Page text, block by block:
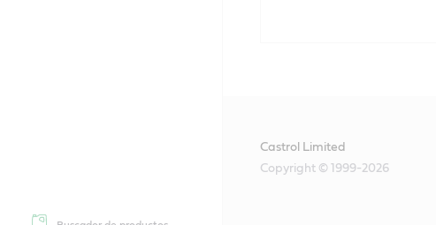
Castrol Limited
Copyright © 1999-2026